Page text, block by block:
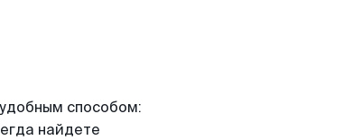
способом:
найдете